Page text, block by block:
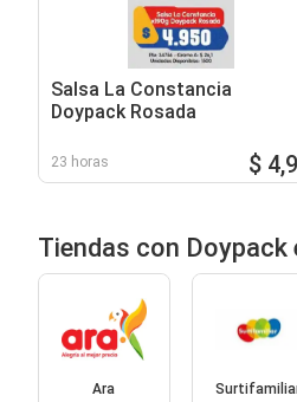
Salsa La Constancia
Doypack Rosada
23 horas $
Tiendas con
Ara